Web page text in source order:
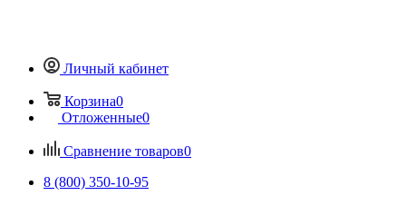
Личный кабинет
Корзина0
Отложенные0
Сравнение товаров0
8 (800) 350-10-95